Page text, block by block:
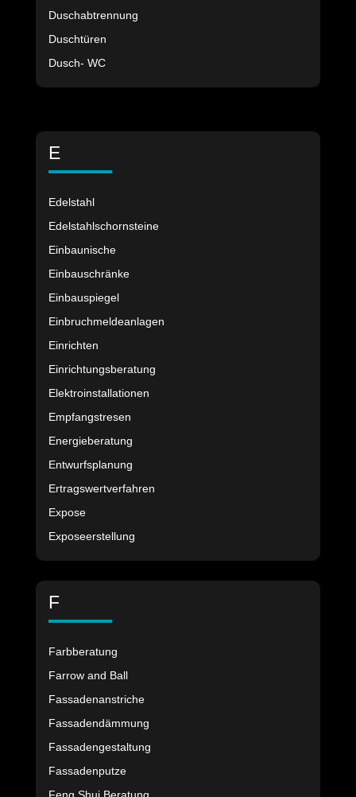
Duschabtrennung
Duschtüren
Dusch- WC
E
Edelstahl
Edelstahlschornsteine
Einbaunische
Einbauschränke
Einbauspiegel
Einbruchmeldeanlagen
Einrichten
Einrichtungsberatung
Elektroinstallationen
Empfangstresen
Energieberatung
Entwurfsplanung
Ertragswertverfahren
Expose
Exposeerstellung
F
Farbberatung
Farrow and Ball
Fassadenanstriche
Fassadendämmung
Fassadengestaltung
Fassadenputze